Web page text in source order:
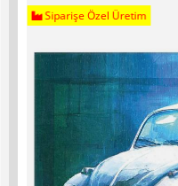
Siparişe Özel Üretim